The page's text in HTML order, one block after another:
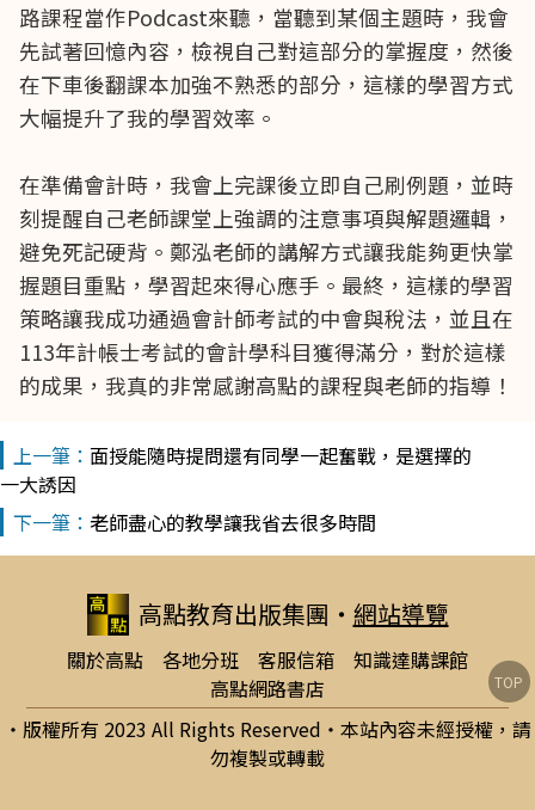
路課程當作Podcast來聽，當聽到某個主題時，我會
先試著回憶內容，檢視自己對這部分的掌握度，然後
在下車後翻課本加強不熟悉的部分，這樣的學習方式
大幅提升了我的學習效率。
在準備會計時，我會上完課後立即自己刷例題，並時
刻提醒自己老師課堂上強調的注意事項與解題邏輯，
避免死記硬背。鄭泓老師的講解方式讓我能夠更快掌
握題目重點，學習起來得心應手。最終，這樣的學習
策略讓我成功通過會計師考試的中會與稅法，並且在
113年計帳士考試的會計學科目獲得滿分，對於這樣
的成果，我真的非常感謝高點的課程與老師的指導！
面授能隨時提問還有同學一起奮戰，是選擇的
一大誘因
老師盡心的教學讓我省去很多時間
高點教育出版集團 ‧ 網站導覽
關於高點 各地分班 客服信箱
知識達購課館
高點網路書店
‧版權所有 2023 All Rights Reserved‧本站內容未經授權，請
勿複製或轉載
TOP